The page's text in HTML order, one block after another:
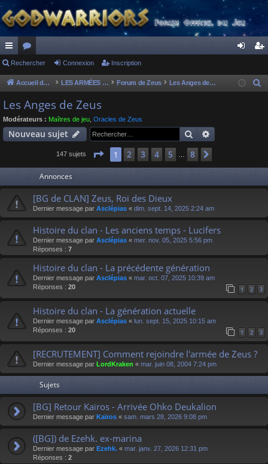
ac
co
ur
ci
or
u
m
s
ne cri
Rechercher Connexion Inscription
Accueil du forum LES ARMÉES DIVINES - FORUMS DE CLAN Forum de Zeus Les Anges de Zeus
e
Les Anges de Zeus
Modérateurs : Maîtres de jeu Oracles de Zeus
Nouveau sujet Rechercher
147 sujets Page 1sur
1 2 3 4 5 8
Annonces
[BG de CLAN] Zeus, Roi des Dieux
Dernier message par Asclépias « dim. sept. 14, 2025 2:24 am
Histoire du clan - Les anciens temps - Lucifers
Dernier message par Asclépias « mer. nov. 05, 2025 5:56 pm
Réponses : 7
Histoire du clan - La précédente génération
Dernier message par Asclépias « mar. oct. 07, 2025 10:39 am
Réponses : 20 1 2 3
Histoire du clan - La génération actuelle
Dernier message par Asclépias « lun. sept. 15, 2025 10:15 am
Réponses : 20 1 2 3
[RECRUTEMENT] Comment rejoindre l'armée de Zeus ?
Dernier message par LordKraken « mar. juin 08, 2004 7:24 pm
Sujets
[BG] Retour Kaïros - Arrivée Ohko Deukalion
Dernier message par Kaïros « sam. mars 28, 2026 9:08 pm
([BG]) de Ezehk. ex-marina
Dernier message par Ezehk. « mar. janv. 27, 2026 12:31 pm
Réponses : 2